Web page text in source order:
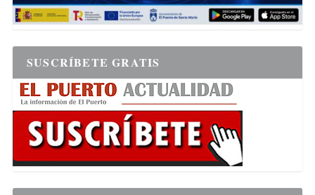
SUSCRÍBETE GRATIS